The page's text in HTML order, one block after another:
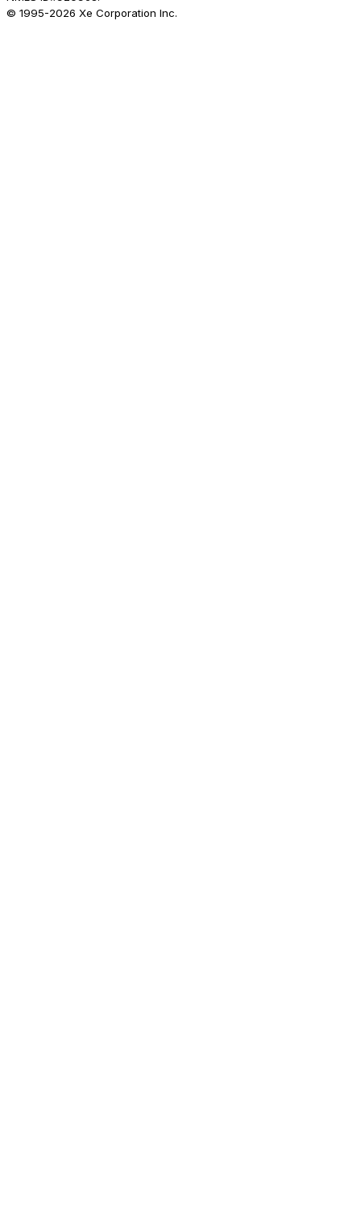
© 1995-2026 Xe Corporation Inc.